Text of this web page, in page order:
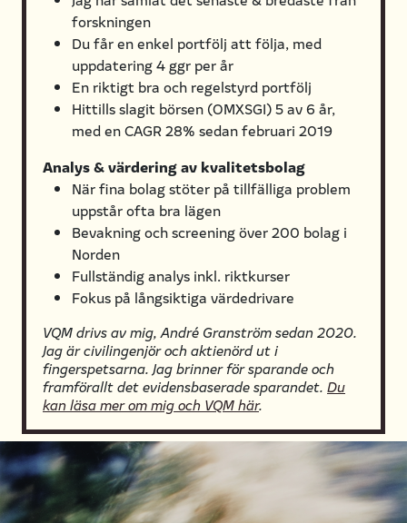
forskningen
Du får en enkel portfölj att följa, med
uppdatering 4 ggr per år
En riktigt bra och regelstyrd portfölj
Hittills slagit börsen (OMXSGI) 5 av 6 år,
med en CAGR 28% sedan februari 2019
Analys & värdering av kvalitetsbolag
När fina bolag stöter på tillfälliga problem
uppstår ofta bra lägen
Bevakning och screening över 200 bolag i
Norden
Fullständig analys inkl. riktkurser
Fokus på långsiktiga värdedrivare
VQM drivs av mig, André Granström sedan 2020.
Jag är civilingenjör och aktienörd ut i
fingerspetsarna. Jag brinner för sparande och
framförallt det evidensbaserade sparandet. Du
kan läsa mer om mig och VQM här.